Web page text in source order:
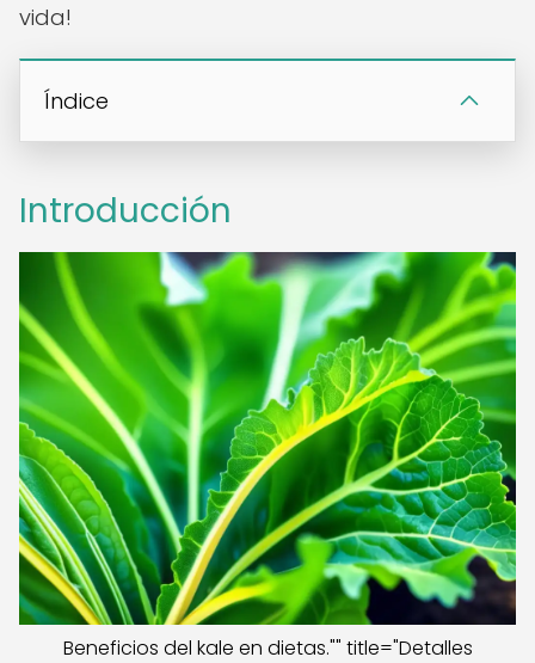
vida!
Índice
Introducción
Beneficios del kale en dietas."" title="Detalles